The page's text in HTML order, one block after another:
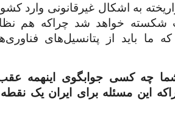
به اشکال غیرقانونی وارد
خواهد شد چراکه هم
باید از پتانسیل‌های
چه کسی جوابگوی اینهمه
این مسئله برای ایران یک